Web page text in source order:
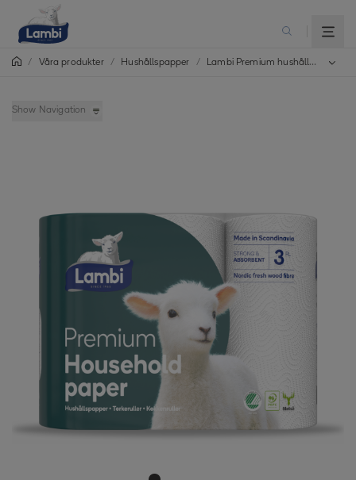
/ Våra produkter / Hushållspapper / Lambi Premium hushållspapper
Show Navigation
Lambi Big hushållspapper
Lambi Paper Holder arkdispenser